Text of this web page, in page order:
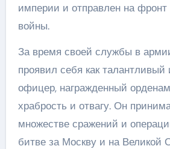
империи и отправлен на
войны.
За время своей службы в
проявил себя как
офицер, награжденный
храбрость и отвагу. Он
множестве сражений и
битве за Москву и на Великой